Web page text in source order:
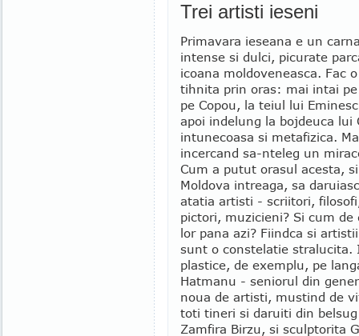
Trei artisti ieseni
Primavara ieseana e un
intense si dulci, picurate
icoana moldoveneasca. Fac
tihnita prin oras: mai intai
pe Copou, la teiul lui
apoi indelung la bojdeuca lui
intunecoasa si metafizica.
incercand sa-nteleg un
Cum a putut orasul acesta,
Moldova intreaga, sa
atatia artisti - scriitori,
pictori, muzicieni? Si cum de
lor pana azi? Fiindca si
sunt o constelatie stralucita.
plastice, de exemplu, pe
Hatmanu - seniorul din
noua de artisti, mustind de
toti tineri si daruiti din
Zamfira Birzu, si sculptorita